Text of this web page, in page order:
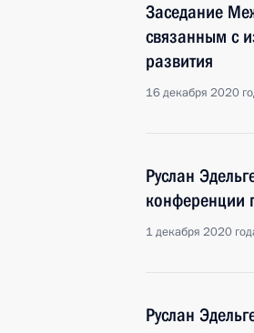
Заседание
связанным с
развития
16 декабря 2020
Руслан
конференции
1 декабря 2020
Руслан